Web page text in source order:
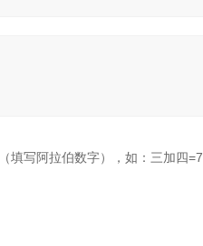
填写阿拉伯数字），如：三加四=7